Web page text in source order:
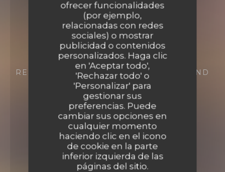
ofrecer funcionalidades
(por ejemplo,
relacionadas con redes
sociales) o mostrar
publicidad o contenidos
personalizados. Haga clic
en 'Aceptar todo',
'Rechazar todo' o
'Personalizar' para
gestionar sus
preferencias. Puede
cambiar sus opciones en
cualquier momento
haciendo clic en el icono
de cookie en la parte
inferior izquierda de las
páginas del sitio.
Casa Mia
RESTAURANTE
20 RUE ARISTIDE BRIAND
77410 CLAYE SOUILLY
Casa Mia